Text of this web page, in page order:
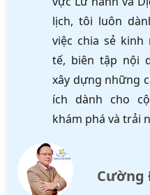
lịch, tôi luôn
việc chia sẻ
tế, biên tập nội
xây dựng những
ích dành cho
khám phá và trải
Cường